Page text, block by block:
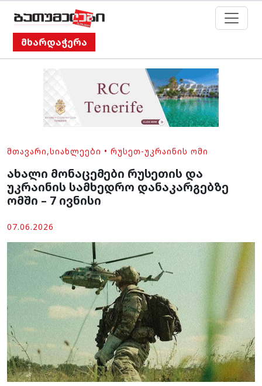
მხარდაჭერა
ᲛᲗᲐᲕᲐᲠᲘ,ᲡᲘᲐᲮᲚᲔᲔᲑᲘ • ᲠᲣᲡᲔᲗ-ᲣᲙᲠᲐᲘᲜᲘᲡ ᲝᲛᲘ
ახალი მონაცემები რუსეთის და
უკრაინის სამხედრო დანაკარგებზე
ომში – 7 ივნისი
07.06.2026